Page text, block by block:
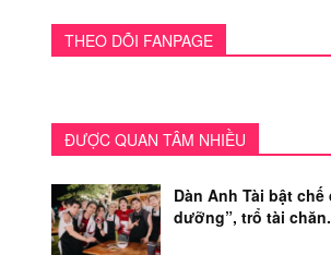
THEO DÕI FANPAGE
ĐƯỢC QUAN TÂM NHIỀU
Dàn Anh Tài bật
dưỡng”, trổ tài